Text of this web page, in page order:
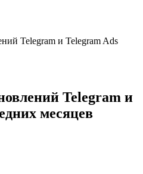
Telegram и Telegram Ads
Telegram и
месяцев